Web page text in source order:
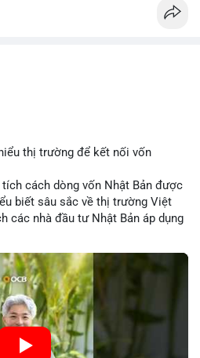
thị trường để kết nối vốn
tích cách dòng vốn Nhật Bản được
biết sâu sắc về thị trường Việt
các nhà đầu tư Nhật Bản áp dụng
đến việc giao dịch tài chính.
hội tăng trưởng cho Việt Nam mà
trường crypto địa phương khi các
cơ hội đa dạng. Các yếu tố
Nam, xu hướng đầu tư ESG, và
trực tiếp đến lưu lượng vốn
cũng nhấn mạnh vai trò của thông